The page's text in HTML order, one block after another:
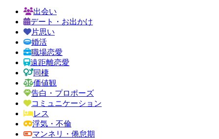
出会い
デート・お出かけ
片思い
婚活
職場恋愛
遠距離恋愛
同棲
価値観
告白・プロポーズ
コミュニケーション
レス
浮気・不倫
マンネリ・倦怠期